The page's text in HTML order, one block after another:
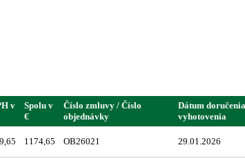
v
Spolu v
€
Číslo zmluvy / Číslo
objednávky
Dátum
vyhotovenia
1174,65 OB26021 29.01.2026